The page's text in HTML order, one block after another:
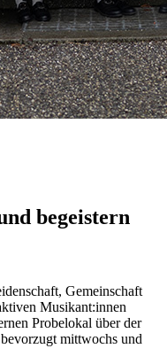
begeistern
Gemeinschaft
Musikant:innen
Probelokal über der
mittwochs und